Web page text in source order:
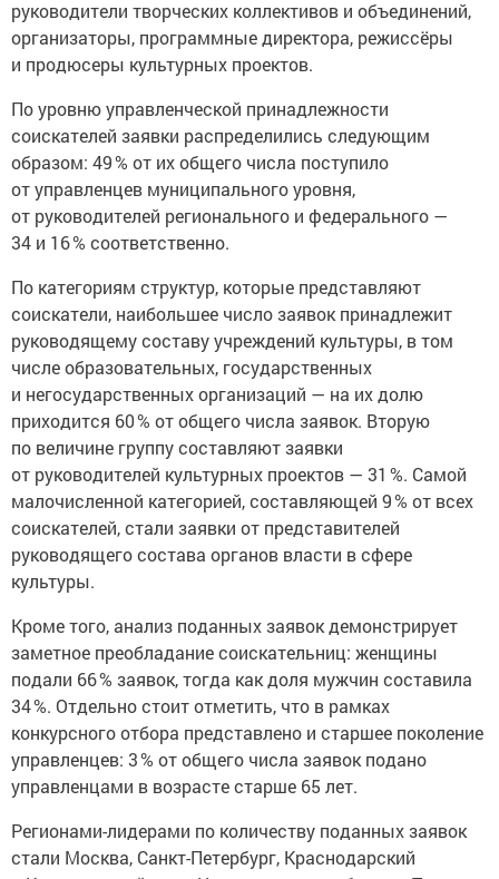
руководители творческих коллективов и объединений,
организаторы, программные директора, режиссёры
и продюсеры культурных проектов.
По уровню управленческой принадлежности
соискателей заявки распределились следующим
образом: 49 % от их общего числа поступило
от управленцев муниципального уровня,
от руководителей регионального и федерального —
34 и 16 % соответственно.
По категориям структур, которые представляют
соискатели, наибольшее число заявок принадлежит
руководящему составу учреждений культуры, в том
числе образовательных, государственных
и негосударственных организаций — на их долю
приходится 60 % от общего числа заявок. Вторую
по величине группу составляют заявки
от руководителей культурных проектов — 31 %. Самой
малочисленной категорией, составляющей 9 % от всех
соискателей, стали заявки от представителей
руководящего состава органов власти в сфере
культуры.
Кроме того, анализ поданных заявок демонстрирует
заметное преобладание соискательниц: женщины
подали 66 % заявок, тогда как доля мужчин составила
34 %. Отдельно стоит отметить, что в рамках
конкурсного отбора представлено и старшее поколение
управленцев: 3 % от общего числа заявок подано
управленцами в возрасте старше 65 лет.
Регионами-лидерами по количеству поданных заявок
стали Москва, Санкт-Петербург, Краснодарский